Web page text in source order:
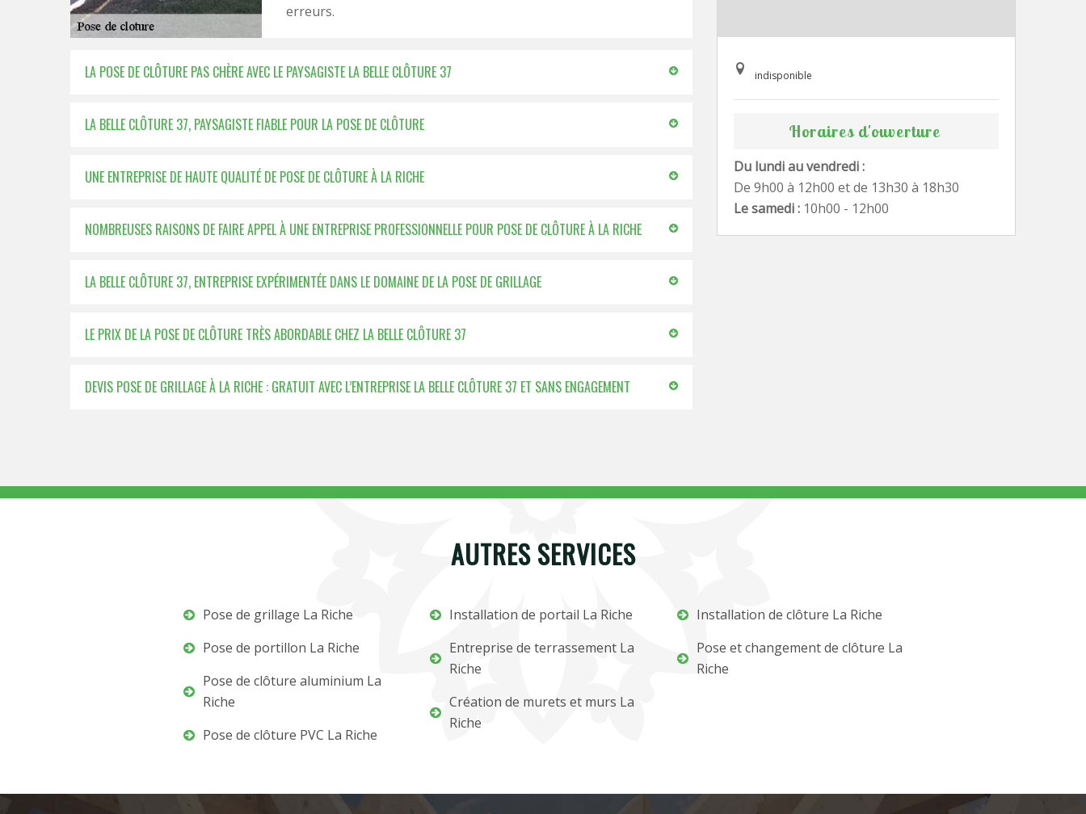
erreurs.
LA POSE DE CLÔTURE PAS CHÈRE AVEC LE PAYSAGISTE LA BELLE CLÔTURE 37
LA BELLE CLÔTURE 37, PAYSAGISTE FIABLE POUR LA POSE DE CLÔTURE
UNE ENTREPRISE DE HAUTE QUALITÉ DE POSE DE CLÔTURE À LA RICHE
NOMBREUSES RAISONS DE FAIRE APPEL À UNE ENTREPRISE PROFESSIONNELLE POUR POSE DE CLÔTURE À LA RICHE
LA BELLE CLÔTURE 37, ENTREPRISE EXPÉRIMENTÉE DANS LE DOMAINE DE LA POSE DE GRILLAGE
LE PRIX DE LA POSE DE CLÔTURE TRÈS ABORDABLE CHEZ LA BELLE CLÔTURE 37
DEVIS POSE DE GRILLAGE À LA RICHE : GRATUIT AVEC L’ENTREPRISE LA BELLE CLÔTURE 37 ET SANS ENGAGEMENT
indisponible
Horaires d'ouverture
Du lundi au vendredi :
De 9h00 à 12h00 et de 13h30 à 18h30
Le samedi : 10h00 - 12h00
AUTRES SERVICES
Pose de grillage La Riche
Pose de portillon La Riche
Pose de clôture aluminium La
Riche
Pose de clôture PVC La Riche
Installation de portail La Riche
Entreprise de terrassement La
Riche
Création de murets et murs La
Riche
Installation de clôture La Riche
Pose et changement de clôture La
Riche